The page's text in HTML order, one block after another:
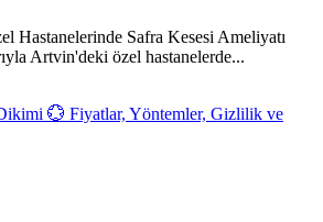
Hastanelerinde Safra Kesesi Ameliyatı
Artvin'deki özel hastanelerde...